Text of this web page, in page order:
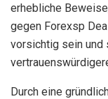
erhebliche
gegen Forexsp
vorsichtig sein und
Durch eine